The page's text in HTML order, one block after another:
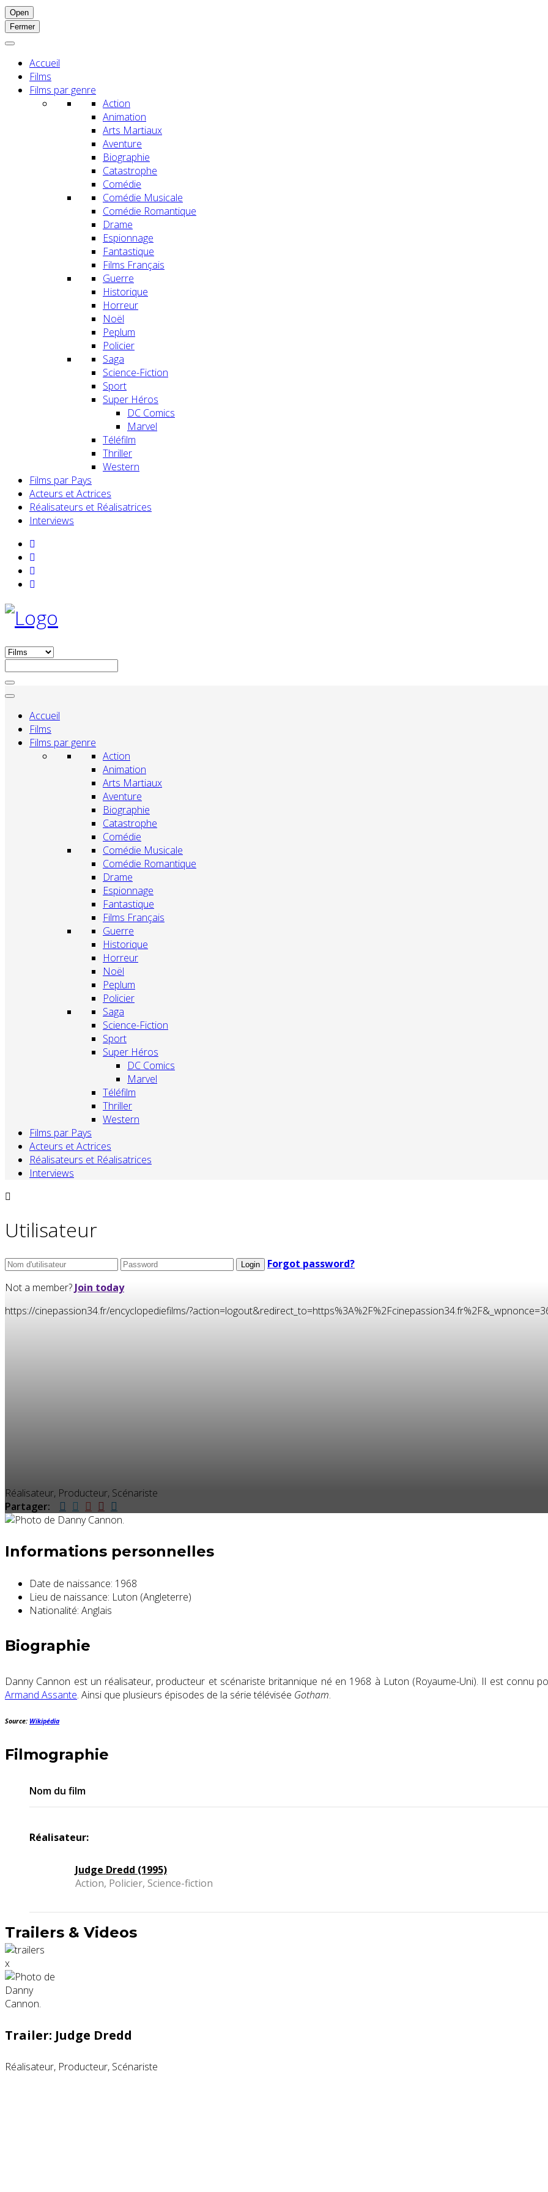
Open
Fermer
Accueil
Films
Films par genre
Action
Animation
Arts Martiaux
Aventure
Biographie
Catastrophe
Comédie
Comédie Musicale
Comédie Romantique
Drame
Espionnage
Fantastique
Films Français
Guerre
Historique
Horreur
Noël
Peplum
Policier
Saga
Science-Fiction
Sport
Super Héros
DC Comics
Marvel
Téléfilm
Thriller
Western
Films par Pays
Acteurs et Actrices
Réalisateurs et Réalisatrices
Interviews
Accueil
Films
Films par genre
Action
Animation
Arts Martiaux
Aventure
Biographie
Catastrophe
Comédie
Comédie Musicale
Comédie Romantique
Drame
Espionnage
Fantastique
Films Français
Guerre
Historique
Horreur
Noël
Peplum
Policier
Saga
Science-Fiction
Sport
Super Héros
DC Comics
Marvel
Téléfilm
Thriller
Western
Films par Pays
Acteurs et Actrices
Réalisateurs et Réalisatrices
Interviews
Utilisateur
Forgot password?
Not a member? Join today
https://cinepassion34.fr/encyclopediefilms/
Réalisateur, Producteur, Scénariste
Partager:
Informations personnelles
Date de naissance: 1968
Lieu de naissance: Luton (Angleterre)
Nationalité: Anglais
Biographie
Danny Cannon est un réalisateur, producteur et scénariste britannique né en 1968 à Luton (Royaume-Uni). Il est connu
Armand Assante. Ainsi que plusieurs épisodes de la série télévisée Gotham.
Source: Wikipédia
Filmographie
Nom du film
Réalisateur:
Judge Dredd (1995)
Action, Policier, Science-fiction
Trailers & Videos
x
Trailer: Judge Dredd
Réalisateur, Producteur, Scénariste